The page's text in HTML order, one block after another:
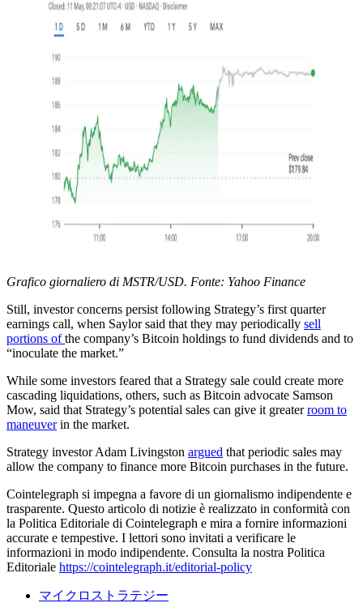
Grafico giornaliero di MSTR/USD. Fonte: Yahoo Finance
Still, investor concerns persist following Strategy’s first quarter
earnings call, when Saylor said that they may periodically sell
portions ofthe company’s Bitcoin holdings to fund dividends and to
“inoculate the market.”
While some investors feared that a Strategy sale could create more
cascading liquidations, others, such as Bitcoin advocate Samson
Mow, said that Strategy’s potential sales can give it greaterroom to
maneuverin the market.
Strategy investor Adam Livingston argued that periodic sales may
allow the company to finance more Bitcoin purchases in the future.
Cointelegraph si impegna a favore di un giornalismo indipendente e
trasparente. Questo articolo di notizie è realizzato in conformità con
la Politica Editoriale di Cointelegraph e mira a fornire informazioni
accurate e tempestive. I lettori sono invitati a verificare le
informazioni in modo indipendente. Consulta la nostra Politica
Editoriale https://cointelegraph.it/editorial-policy
マイクロストラテジー